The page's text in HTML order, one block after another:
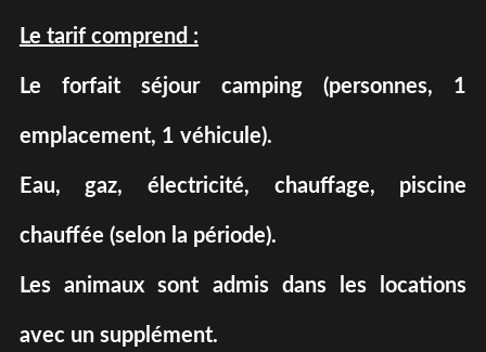
Le tarif comprend :
Le forfait séjour camping (personnes, 1
emplacement, 1 véhicule).
Eau, gaz, électricité, chauffage, piscine
chauffée (selon la période).
Les animaux sont admis dans les locations
avec un supplément.